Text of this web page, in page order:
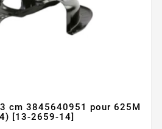
cm 3845640951 pour 625M
[13-2659-14]